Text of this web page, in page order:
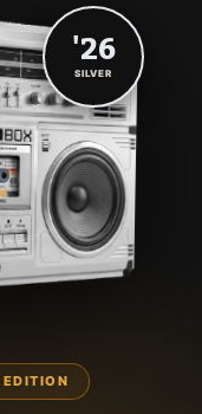
EDITION
'26
SILVER